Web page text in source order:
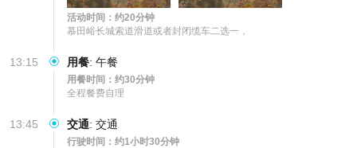
活动时间：约20分钟
慕田峪长城索道滑道或者封闭缆车二选一，
13:15 用餐: 午餐
用餐时间：约30分钟
全程餐费自理
13:45 交通: 交通
行驶时间：约1小时30分钟